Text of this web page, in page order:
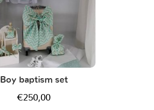
Boy baptism set
€250,00